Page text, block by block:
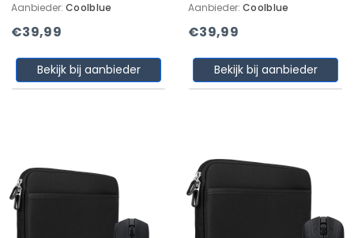
Aanbieder: Coolblue
€39,99
Bekijk bij aanbieder
Aanbieder: Coolblue
€39,99
Bekijk bij aanbieder